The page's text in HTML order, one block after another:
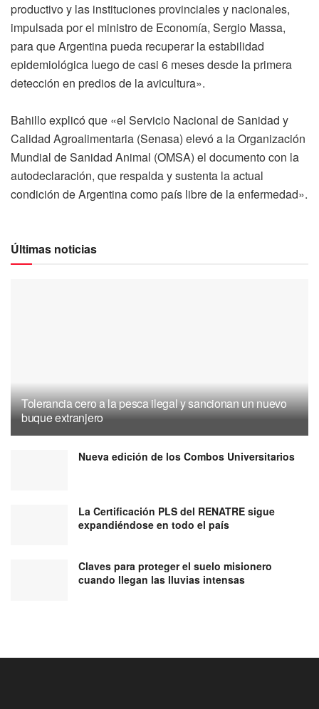
productivo y las instituciones provinciales y nacionales,
impulsada por el ministro de Economía, Sergio Massa,
para que Argentina pueda recuperar la estabilidad
epidemiológica luego de casi 6 meses desde la primera
detección en predios de la avicultura».
Bahillo explicó que «el Servicio Nacional de Sanidad y
Calidad Agroalimentaria (Senasa) elevó a la Organización
Mundial de Sanidad Animal (OMSA) el documento con la
autodeclaración, que respalda y sustenta la actual
condición de Argentina como país libre de la enfermedad».
Últimas noticias
Tolerancia cero a la pesca ilegal y sancionan un nuevo
buque extranjero
Nueva edición de los Combos Universitarios
La Certificación PLS del RENATRE sigue
expandiéndose en todo el país
Claves para proteger el suelo misionero
cuando llegan las lluvias intensas